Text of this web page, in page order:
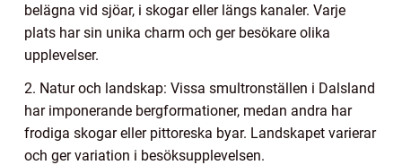
belägna vid sjöar, i skogar eller längs kanaler. Varje
plats har sin unika charm och ger besökare olika
upplevelser.
2. Natur och landskap: Vissa smultronställen i Dalsland
har imponerande bergformationer, medan andra har
frodiga skogar eller pittoreska byar. Landskapet varierar
och ger variation i besöksupplevelsen.